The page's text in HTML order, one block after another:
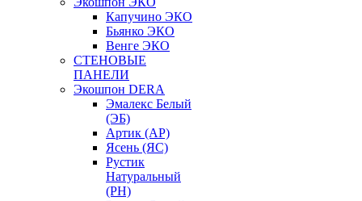
Капучино ЭКО
Бьянко ЭКО
Венге ЭКО
СТЕНОВЫЕ
ПАНЕЛИ
Экошпон DERA
Эмалекс Белый
(ЭБ)
Артик (АР)
Ясень (ЯС)
Рустик
Натуральный
(РН)